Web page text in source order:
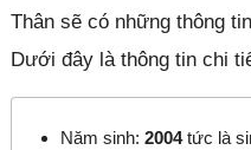
Thân sẽ có những thông
Dưới đây là thông tin chi
Năm sinh:2004tức là